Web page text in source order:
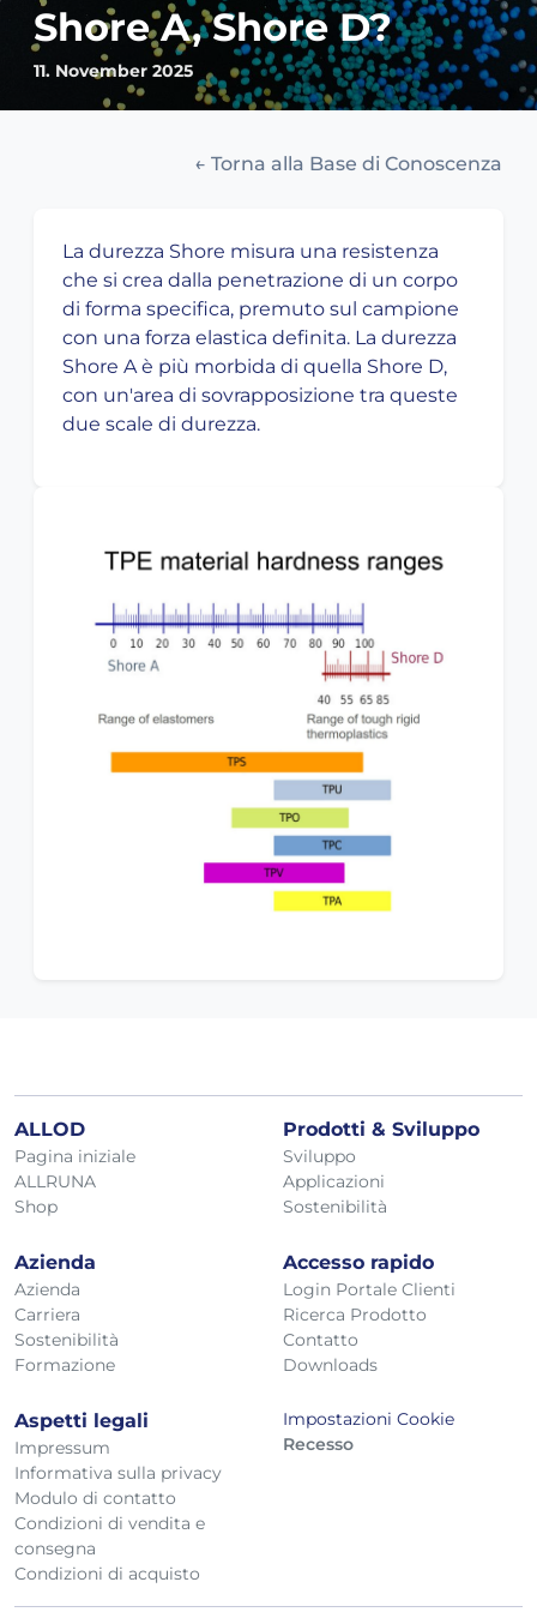
Shore A, Shore D?
11. November 2025
← Torna alla Base di Conoscenza
La durezza Shore misura una resistenza
che si crea dalla penetrazione di un corpo
di forma specifica, premuto sul campione
con una forza elastica definita. La durezza
Shore A è più morbida di quella Shore D,
con un'area di sovrapposizione tra queste
due scale di durezza.
ALLOD
Pagina iniziale
ALLRUNA
Shop
Prodotti & Sviluppo
Sviluppo
Applicazioni
Sostenibilità
Azienda
Azienda
Carriera
Sostenibilità
Formazione
Accesso rapido
Login Portale Clienti
Ricerca Prodotto
Contatto
Downloads
Aspetti legali
Impressum
Informativa sulla privacy
Modulo di contatto
Condizioni di vendita e
consegna
Condizioni di acquisto
Impostazioni Cookie
Recesso